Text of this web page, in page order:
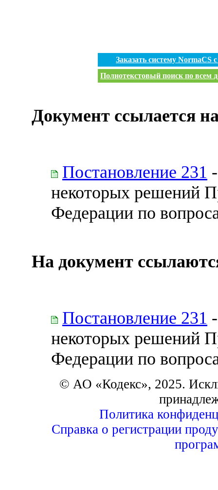
Заказать систему
Полнотекстовый поиск по всем
Документ ссылается
Постановление 231
некоторых решений
Федерации по
На документ
Постановление 231
некоторых решений
Федерации по
© АО «Кодекс», 2025.
Политика
Справка о регистрации